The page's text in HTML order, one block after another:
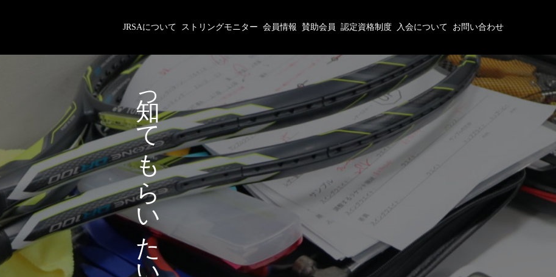
JRSAについて ストリングモニター 会員情報 賛助会員 認定資格制度 入会について お問い合わせ
っ
て
も
ら
い
た
い
が
あ
な
た
に